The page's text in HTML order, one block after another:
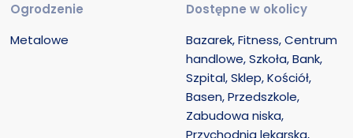
Ogrodzenie
Metalowe
Dostępne w okolicy
Bazarek, Fitness, Centrum
handlowe, Szkoła, Bank,
Szpital, Sklep, Kościół,
Basen, Przedszkole,
Zabudowa niska,